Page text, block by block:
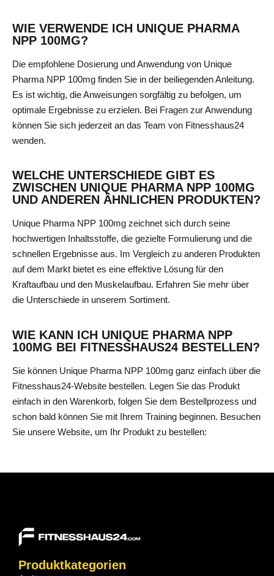
WIE VERWENDE ICH UNIQUE PHARMA
NPP 100MG?
Die empfohlene Dosierung und Anwendung von Unique
Pharma NPP 100mg finden Sie in der beiliegenden Anleitung.
Es ist wichtig, die Anweisungen sorgfältig zu befolgen, um
optimale Ergebnisse zu erzielen. Bei Fragen zur Anwendung
können Sie sich jederzeit an das Team von Fitnesshaus24
wenden.
WELCHE UNTERSCHIEDE GIBT ES
ZWISCHEN UNIQUE PHARMA NPP 100MG
UND ANDEREN ÄHNLICHEN PRODUKTEN?
Unique Pharma NPP 100mg zeichnet sich durch seine
hochwertigen Inhaltsstoffe, die gezielte Formulierung und die
schnellen Ergebnisse aus. Im Vergleich zu anderen Produkten
auf dem Markt bietet es eine effektive Lösung für den
Kraftaufbau und den Muskelaufbau. Erfahren Sie mehr über
die Unterschiede in unserem Sortiment.
WIE KANN ICH UNIQUE PHARMA NPP
100MG BEI FITNESSHAUS24 BESTELLEN?
Sie können Unique Pharma NPP 100mg ganz einfach über die
Fitnesshaus24-Website bestellen. Legen Sie das Produkt
einfach in den Warenkorb, folgen Sie dem Bestellprozess und
schon bald können Sie mit Ihrem Training beginnen. Besuchen
Sie unsere Website, um Ihr Produkt zu bestellen:
Produktkategorien